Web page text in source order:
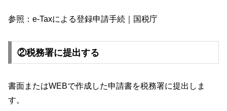
参照： e-Taxによる登録申請手続｜国税庁
②税務署に提出する
書面またはWEBで作成した申請書を税務署に提出しま
す。